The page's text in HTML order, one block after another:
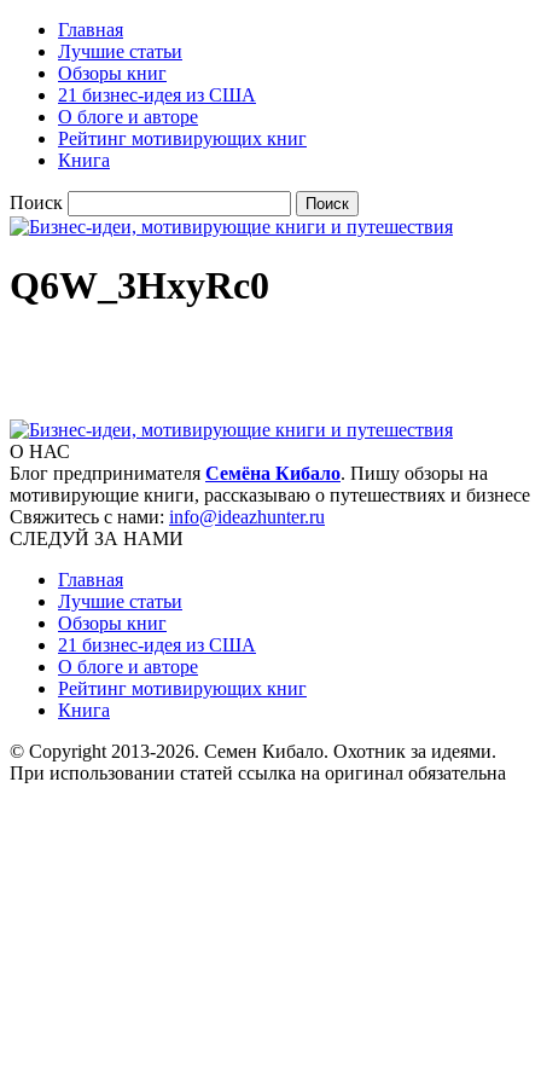
Главная
Лучшие статьи
Обзоры книг
21 бизнес-идея из США
О блоге и авторе
Рейтинг мотивирующих книг
Книга
Поиск
Q6W_3HxyRc0
О НАС
Блог предпринимателя Семёна Кибало. Пишу обзоры на
мотивирующие книги, рассказываю о путешествиях и бизнесе
Свяжитесь с нами: info@ideazhunter.ru
СЛЕДУЙ ЗА НАМИ
Главная
Лучшие статьи
Обзоры книг
21 бизнес-идея из США
О блоге и авторе
Рейтинг мотивирующих книг
Книга
© Copyright 2013-2026. Семен Кибало. Охотник за идеями.
При использовании статей ссылка на оригинал обязательна